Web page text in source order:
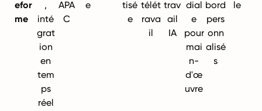
efor
me
,
inté
grat
ion
en
tem
ps
réel
APA
C
e
tisé
e
télét
rava
il
trav
ail
IA
dial
e
pour
mai
n-
d'œ
uvre
bord
pers
onn
alisé
s
le